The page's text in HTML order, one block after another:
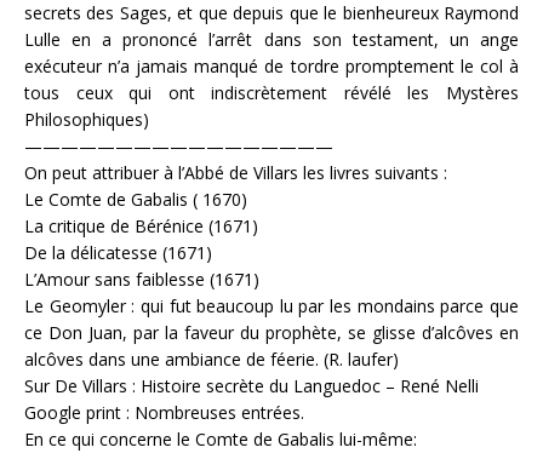
secrets des Sages, et que depuis que le bienheureux Raymond
Lulle en a prononcé l’arrêt dans son testament, un ange
exécuteur n’a jamais manqué de tordre promptement le col à
tous ceux qui ont indiscrètement révélé les Mystères
Philosophiques)
—————————————————
On peut attribuer à l’Abbé de Villars les livres suivants :
Le Comte de Gabalis ( 1670)
La critique de Bérénice (1671)
De la délicatesse (1671)
L’Amour sans faiblesse (1671)
Le Geomyler : qui fut beaucoup lu par les mondains parce que
ce Don Juan, par la faveur du prophète, se glisse d’alcôves en
alcôves dans une ambiance de féerie. (R. laufer)
Sur De Villars : Histoire secrète du Languedoc – René Nelli
Google print : Nombreuses entrées.
En ce qui concerne le Comte de Gabalis lui-même: